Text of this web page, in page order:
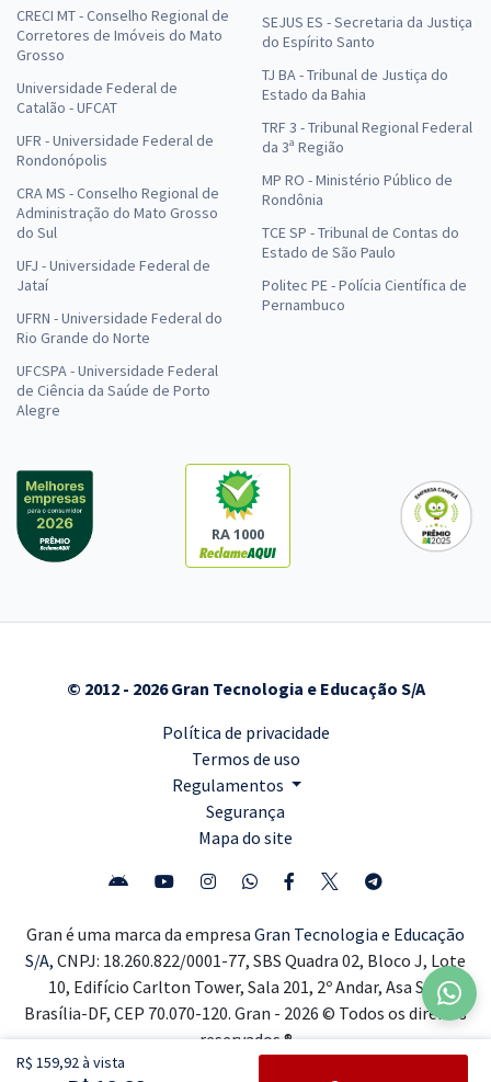
R$ 159,92 à vista
CRECI MT - Conselho Regional de
Corretores de Imóveis do Mato
Grosso
Universidade Federal de
Catalão - UFCAT
UFR - Universidade Federal de
Rondonópolis
CRA MS - Conselho Regional de
Administração do Mato Grosso
do Sul
UFJ - Universidade Federal de
Jataí
UFRN - Universidade Federal do
Rio Grande do Norte
UFCSPA - Universidade Federal
de Ciência da Saúde de Porto
Alegre
SEJUS ES - Secretaria da Justiça
do Espírito Santo
TJ BA - Tribunal de Justiça do
Estado da Bahia
TRF 3 - Tribunal Regional Federal
da 3ª Região
MP RO - Ministério Público de
Rondônia
TCE SP - Tribunal de Contas do
Estado de São Paulo
Politec PE - Polícia Científica de
Pernambuco
RA 1000
© 2012 - 2026 Gran Tecnologia e Educação S/A
Política de privacidade
Termos de uso
Regulamentos
Segurança
Mapa do site
Gran é uma marca da empresa Gran Tecnologia e Educação
S/A, CNPJ: 18.260.822/0001-77, SBS Quadra 02, Bloco J, Lote
10, Edifício Carlton Tower, Sala 201, 2º Andar, Asa Sul,
Brasília-DF, CEP 70.070-120. Gran - 2026 © Todos os direitos
reservados ®